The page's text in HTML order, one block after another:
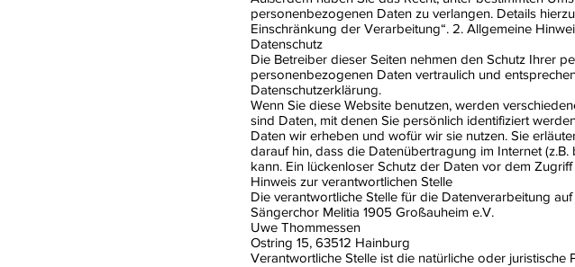
personenbezogenen Daten zu verlangen. Details
Einschränkung der Verarbeitung“. 2. Allgemeine
Datenschutz
Die Betreiber dieser Seiten nehmen den Schutz Ihrer
personenbezogenen Daten vertraulich und
Datenschutzerklärung.
Wenn Sie diese Website benutzen, werden
sind Daten, mit denen Sie persönlich identifiziert
Daten wir erheben und wofür wir sie nutzen. Sie
darauf hin, dass die Datenübertragung im Internet
kann. Ein lückenloser Schutz der Daten vor dem
Hinweis zur verantwortlichen Stelle
Die verantwortliche Stelle für die Datenverarbeitung
Sängerchor Melitia 1905 Großauheim e.V.
Uwe Thommessen
Ostring 15, 63512 Hainburg
Verantwortliche Stelle ist die natürliche oder